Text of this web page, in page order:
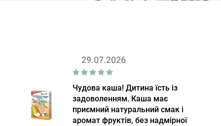
29.07.2026
Чудова каша! Дитина їсть із
задоволенням. Каша має
приємний натуральний смак і
аромат фруктів, без надмірної